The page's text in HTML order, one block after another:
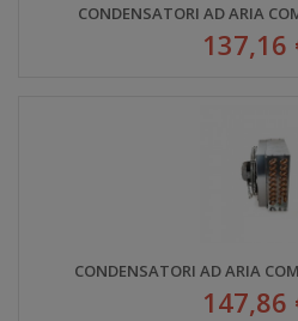
CONDENSATORI AD ARIA
137,16
CONDENSATORI AD ARIA
147,86